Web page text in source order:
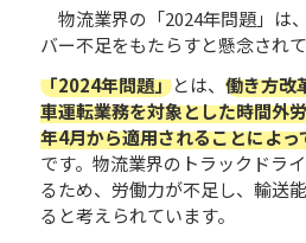
物流業界の「2024年問題」は
バー不足をもたらすと懸念されて
「2024年問題」とは、 働き方改
車運転業務を対象とした時間外
年4月から適用されることによっ
です。物流業界のトラックドラ
るため、労働力が不足し、輸送
ると考えられています。